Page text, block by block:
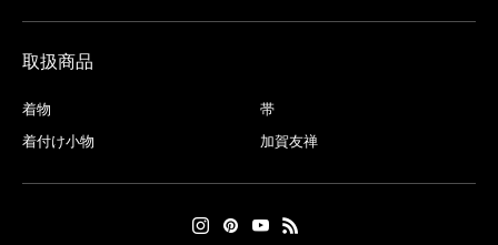
取扱商品
着物
帯
着付け小物
加賀友禅